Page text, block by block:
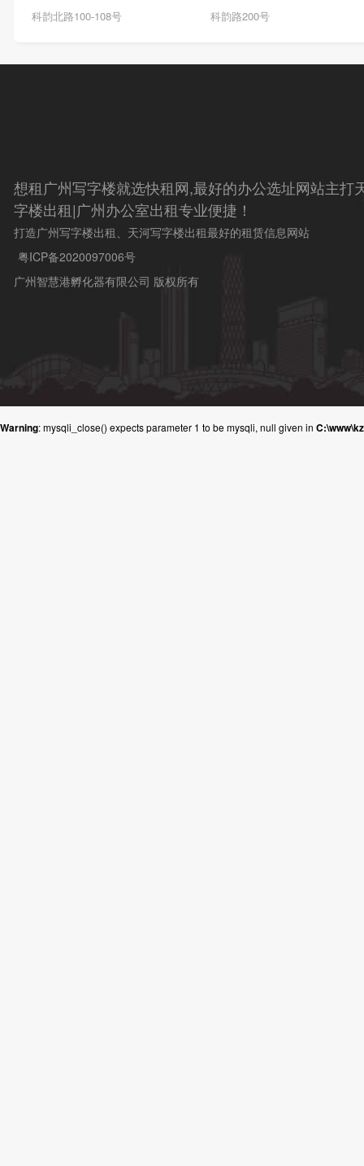
科韵北路100-108号
科韵路200号
想租广州写字楼就选快租网,最好的办公选址网站主打
字楼出租|广州办公室出租专业便捷！
打造广州写字楼出租、天河写字楼出租最好的租赁信息网站
粤ICP备2020097006号
广州智慧港孵化器有限公司 版权所有
Warning: mysqli_close() expects parameter 1 to be mysqli, null given in